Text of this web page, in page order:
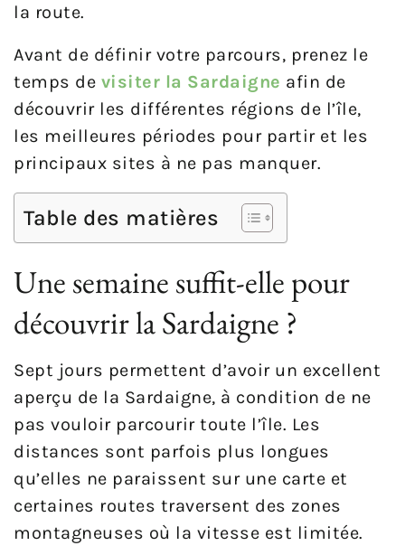
la route.
Avant de définir votre parcours, prenez le
temps de visiter la Sardaigne afin de
découvrir les différentes régions de l’île,
les meilleures périodes pour partir et les
principaux sites à ne pas manquer.
Table des matières
Une semaine suffit-elle pour
découvrir la Sardaigne ?
Sept jours permettent d’avoir un excellent
aperçu de la Sardaigne, à condition de ne
pas vouloir parcourir toute l’île. Les
distances sont parfois plus longues
qu’elles ne paraissent sur une carte et
certaines routes traversent des zones
montagneuses où la vitesse est limitée.